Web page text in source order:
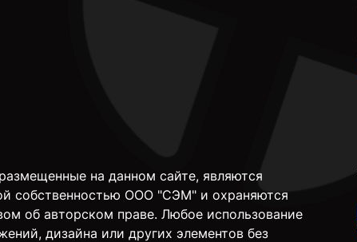
на данном сайте, являются
собственностью ООО "СЭМ" и охраняются
об авторском праве. Любое использование
дизайна или других элементов без